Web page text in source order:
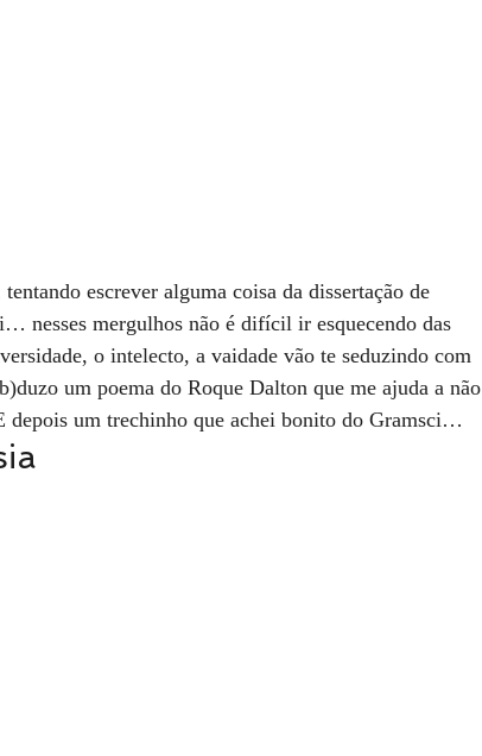
escrever alguma coisa da dissertação de
nesses mergulhos não é difícil ir esquecendo das
o intelecto, a vaidade vão te seduzindo com
um poema do Roque Dalton que me ajuda a não
depois um trechinho que achei bonito do Gramsci…